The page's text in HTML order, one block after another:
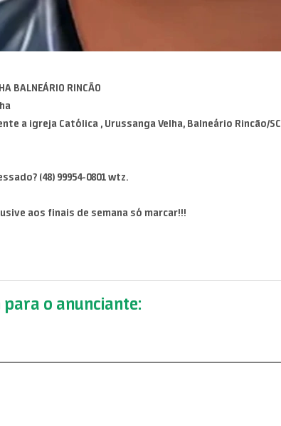
BALNEÁRIO RINCÃO
a igreja Católica , Urussanga Velha, Balneário Rincão/SC
(48) 99954-0801 wtz.
aos finais de semana só marcar!!!
o anunciante: